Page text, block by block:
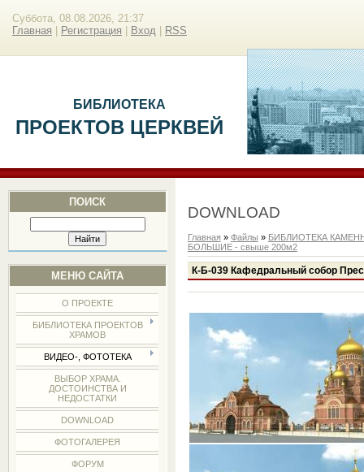
Суббота, 08.08.2026, 21:37
Главная
Регистрация Вход RSS
БИБЛИОТЕКА
ПРОЕКТОВ ЦЕРКВЕЙ
ПОИСК
МЕНЮ САЙТА
О ПРОЕКТЕ
БИБЛИОТЕКА ПРОЕКТОВ
ХРАМОВ
ВИДЕО-, ФОТОТЕКА
ВЫБОР ХРАМА.
ДОСТОИНСТВА И
НЕДОСТАТКИ
DOWNLOAD
ФОТОГАЛЕРЕЯ
ФОРУМ
DOWNLOAD
Главная » Файлы » БИБЛИОТЕКА
БОЛЬШИЕ - свыше 200м2
К-Б-039 Кафедральный собор